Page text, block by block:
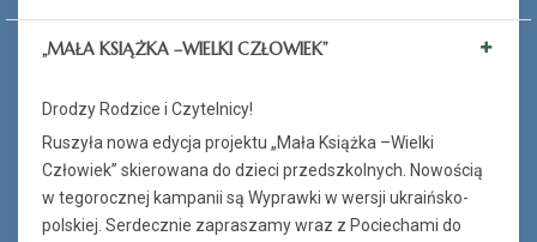
„MAŁA KSIĄŻKA –WIELKI CZŁOWIEK”
Drodzy Rodzice i Czytelnicy!
Ruszyła nowa edycja projektu „Mała Książka –Wielki
Człowiek” skierowana do dzieci przedszkolnych. Nowością
w tegorocznej kampanii są Wyprawki w wersji ukraińsko-
polskiej. Serdecznie zapraszamy wraz z Pociechami do